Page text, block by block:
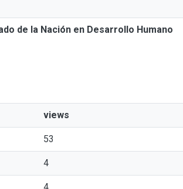
de la Nación en Desarrollo Humano
views
53
4